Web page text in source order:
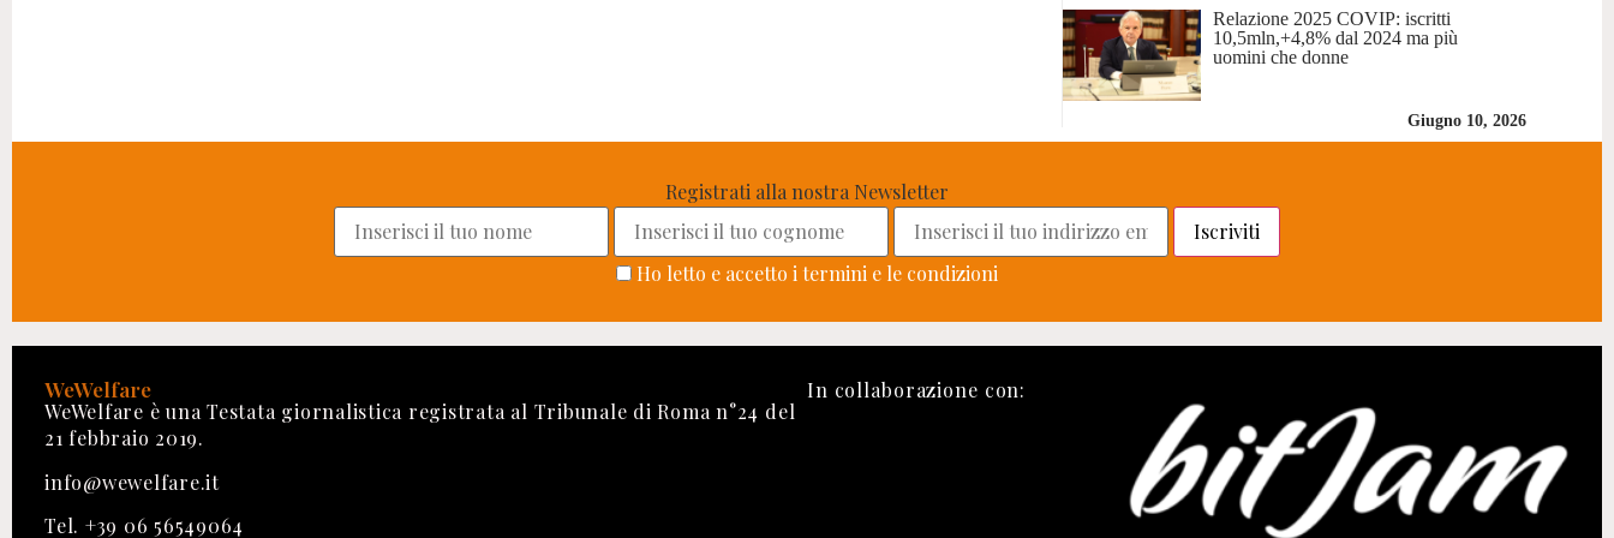
Relazione 2025 COVIP: iscritti
10,5mln,+4,8% dal 2024 ma più
uomini che donne
Giugno 10, 2026
Registrati alla nostra Newsletter
Ho letto e accetto i termini e le condizioni
WeWelfare
WeWelfare è una Testata giornalistica registrata al Tribunale di Roma n°24 del
21 febbraio 2019.
info@wewelfare.it
Tel. +39 06 56549064
In collaborazione con: